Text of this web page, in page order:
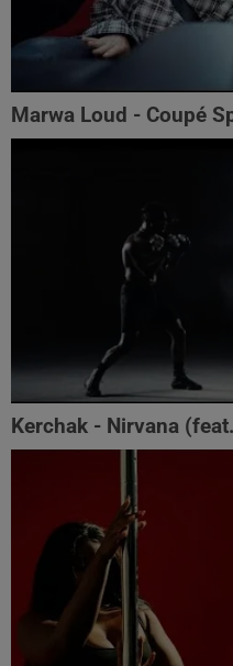
Marwa Loud - Coupé
Kerchak - Nirvana